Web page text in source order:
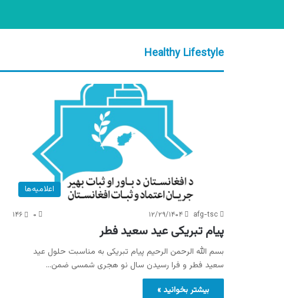
Healthy Lifestyle
اعلامیه‌ها
afg-tsc ۱۲/۲۹/۱۴۰۴ ۰ ۱۴۶
پیام تبریکی عید سعید فطر
بسم الله الرحمن الرحیم پیام تبریکی به مناسبت حلول عید
سعید فطر و فرا رسیدن سال نو هجری شمسی ضمن…
بیشتر بخوانید »